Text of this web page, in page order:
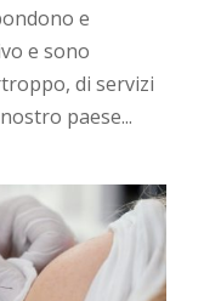
e
e sono
di servizi
paese...